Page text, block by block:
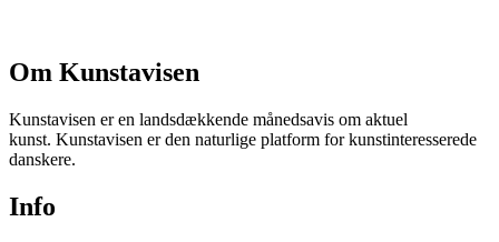
Om Kunstavisen
Kunstavisen er en landsdækkende månedsavis om aktuel
kunst. Kunstavisen er den naturlige platform for kunstinteresserede
danskere.
Info